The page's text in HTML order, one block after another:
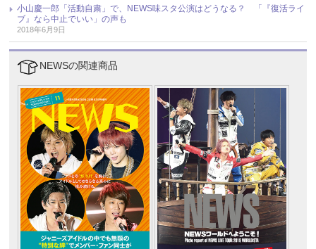
小山慶一郎「活動自粛」で、NEWS味スタ公演はどうなる？ 「『復活ライ
ブ』なら中止でいい」の声も
2018年6月9日
NEWSの関連商品